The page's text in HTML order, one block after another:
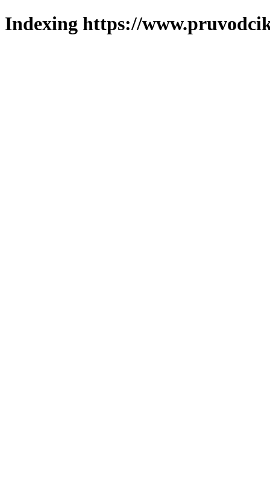
Indexing https://